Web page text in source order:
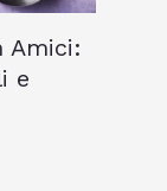
Amici:
e